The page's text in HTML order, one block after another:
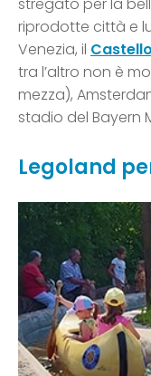
stregato per la
riprodotte città e
Venezia, il
tra l’altro non è
mezza),
stadio del Bayern
Legoland